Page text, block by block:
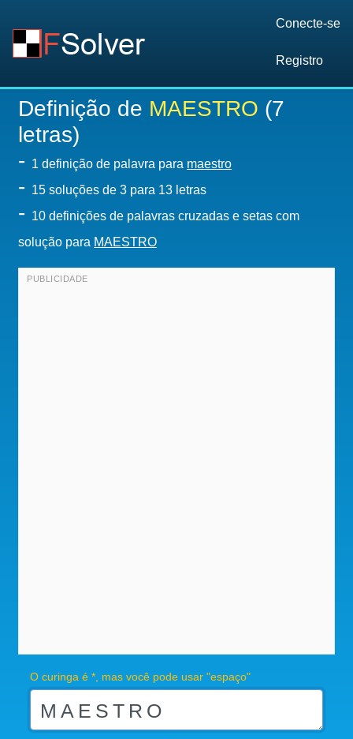
Conecte-se
Registro
Definição de MAESTRO (7
letras)
- 1 definição de palavra para maestro
- 15 soluções de 3 para 13 letras
- 10 definições de palavras cruzadas e setas com
solução para MAESTRO
O curinga é *, mas você pode usar "espaço"